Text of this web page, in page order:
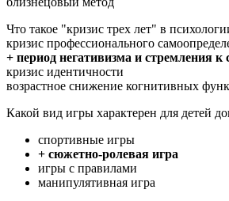
Что такое "кризис трех лет" в
кризис профессионального
+ период негативизма и стремления к
кризис идентичности
возрастное снижение когнитивных
Какой вид игры характерен для детей
спортивные игры
+ сюжетно-ролевая игра
игры с правилами
манипулятивная игра